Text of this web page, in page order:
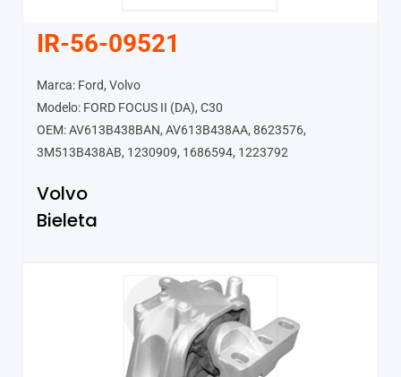
IR-56-09521
Marca: Ford, Volvo
Modelo: FORD FOCUS II (DA), C30
OEM: AV613B438BAN, AV613B438AA, 8623576,
3M513B438AB, 1230909, 1686594, 1223792
Volvo
Bieleta